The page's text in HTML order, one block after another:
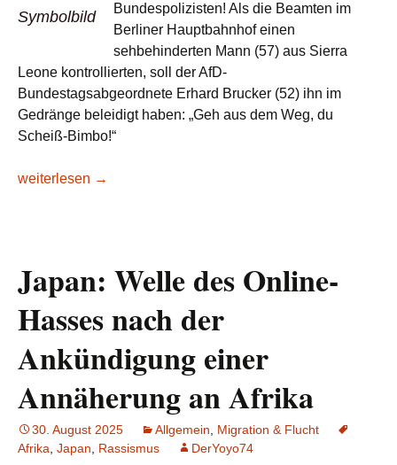
Symbolbild
Bundespolizisten! Als die Beamten im
Berliner Hauptbahnhof einen
sehbehinderten Mann (57) aus Sierra
Leone kontrollierten, soll der AfD-
Bundestagsabgeordnete Erhard Brucker (52) ihn im
Gedränge beleidigt haben: „Geh aus dem Weg, du
Scheiß-Bimbo!“
Lesetipp/BZ: Eklat am Berliner Hauptbahnhof – AfD-
weiterlesen →
Japan: Welle des Online-
Hasses nach der
Ankündigung einer
Annäherung an Afrika
30. August 2025 Allgemein
Migration & Flucht
Afrika Japan Rassismus DerYoyo74